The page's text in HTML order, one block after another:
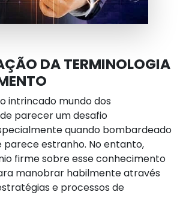
DA TERMINOLOGIA
intrincado mundo dos
parecer um desafio
quando bombardeado
parece estranho. No entanto,
firme sobre esse conhecimento
manobrar habilmente através
e processos de